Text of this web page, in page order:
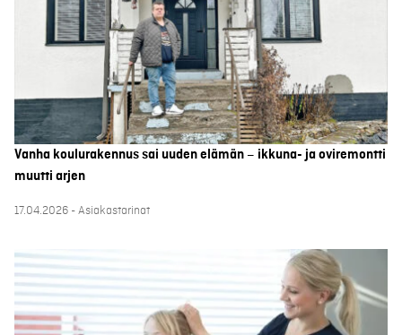
Vanha koulurakennus sai uuden elämän – ikkuna- ja oviremontti
muutti arjen
17.04.2026 - Asiakastarinat